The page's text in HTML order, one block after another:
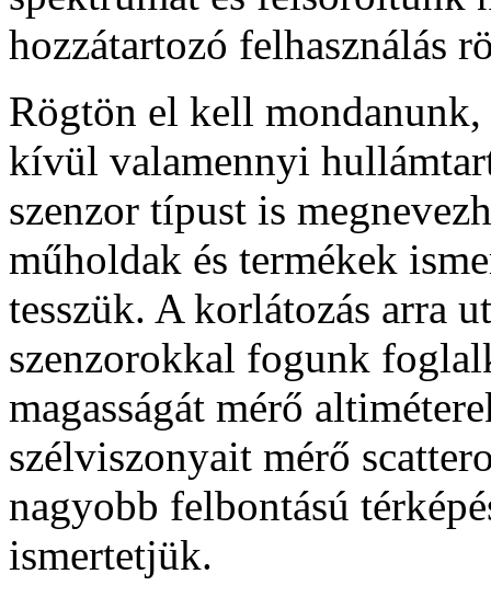
hozzátartozó felhasználás
Rögtön el kell
kívül valamennyi
szenzor típust is
műholdak és termékek
tesszük. A korlátozás arra
szenzorokkal fogunk
magasságát mérő
szélviszonyait mérő
nagyobb felbontású
ismertetjük.